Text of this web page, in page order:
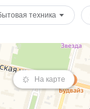
техника
На карте